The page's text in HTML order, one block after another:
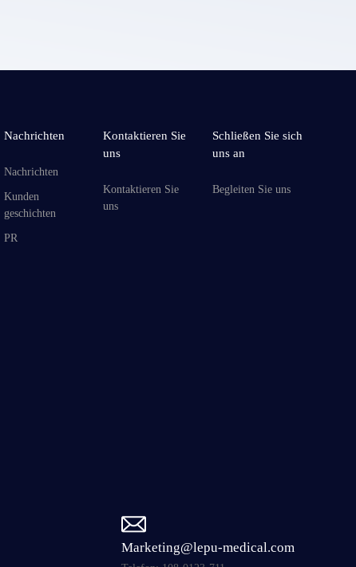
Nachrichten
Nachrichten
Kunden
geschichten
PR
Kontaktieren Sie
uns
Kontaktieren Sie
uns
Schließen Sie sich
uns an
Begleiten Sie uns
Marketing@lepu-medical.com